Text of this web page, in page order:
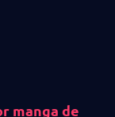
manga de